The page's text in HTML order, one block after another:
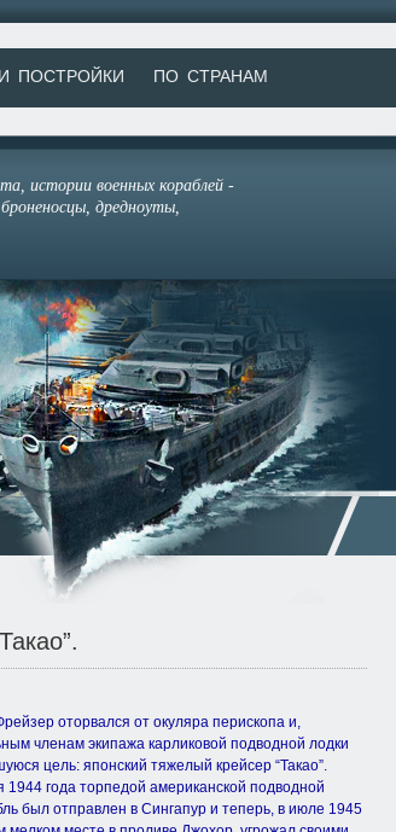
ПОСТРОЙКИ ПО СТРАНАМ
истории военных кораблей -
дредноуты,
оторвался от окуляра перископа и,
членам экипажа карликовой подводной лодки
цель: японский тяжелый крейсер “Такао”.
года торпедой американской подводной
был отправлен в Сингапур и теперь, в июле 1945